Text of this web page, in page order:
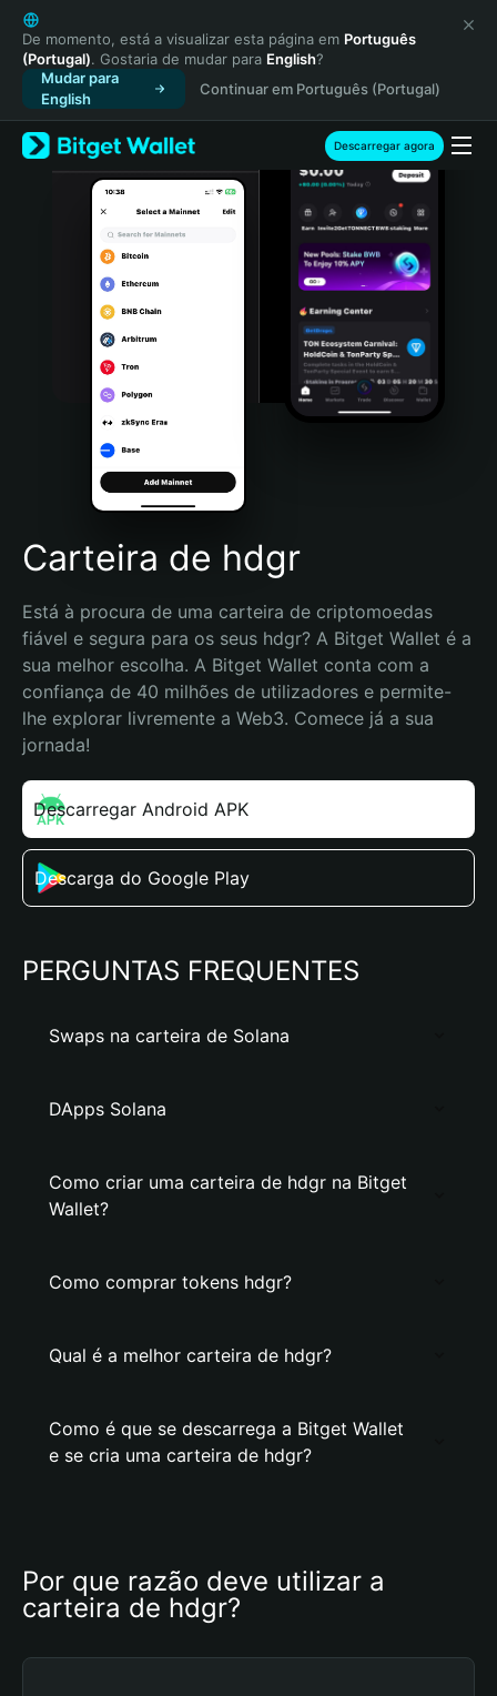
English
日本語
Tiếng Việt
Русский
Español (Latinoamérica)
Türkçe
Italiano
Português (Portugal)
Bahasa Indonesia
Português (Brasil)
Español (Argentina)
De momento, está a visualizar esta página em Português
(Portugal). Gostaria de mudar para English?
Mudar para
English
Continuar em Português (Portugal)
Descarregar agora
Carteira de hdgr
Está à procura de uma carteira de criptomoedas
fiável e segura para os seus hdgr? A Bitget Wallet é a
sua melhor escolha. A Bitget Wallet conta com a
confiança de 40 milhões de utilizadores e permite-
lhe explorar livremente a Web3. Comece já a sua
jornada!
Descarregar Android APK
Descarga do Google Play
PERGUNTAS FREQUENTES
Swaps na carteira de Solana
DApps Solana
Como criar uma carteira de hdgr na Bitget
Wallet?
Como comprar tokens hdgr?
Qual é a melhor carteira de hdgr?
Como é que se descarrega a Bitget Wallet
e se cria uma carteira de hdgr?
Por que razão deve utilizar a
carteira de hdgr?